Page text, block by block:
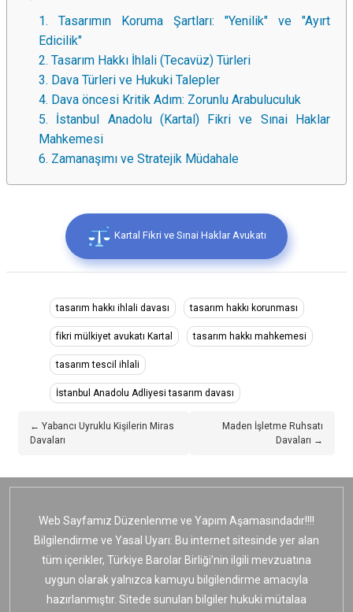
1. Tasarımın Koruma Şartları: "Yenilik" ve "Ayırt
Edicilik"
2. Tasarım Hakkı İhlali (Tecavüz) Türleri
3. Dava Türleri ve Hukuki Talepler
4. Dava öncesi Kritik Adım: Zorunlu Arabuluculuk
5. İstanbul Anadolu (Kartal) Fikri ve Sınai Haklar
Mahkemesi
6. Zamanaşımı ve Stratejik Müdahale
Kartal Fikri ve Sınai Haklar Avukatı
tasarım hakkı ihlali davası tasarım hakkı korunması
fikri mülkiyet avukatı Kartal tasarım hakkı mahkemesi
tasarım tescil ihlali
İstanbul Anadolu Adliyesi tasarım davası
← Yabancı Uyruklu Kişilerin Miras
Davaları
Maden İşletme Ruhsatı
Davaları →
Web Sayfamız Düzenlenme ve Yapım Aşamasındadır!!!!
Bilgilendirme ve Yasal Uyarı: Bu internet sitesinde yer alan
tüm içerikler, Türkiye Barolar Birliği’nin ilgili mevzuatına
uygun olarak yalnızca kamuyu bilgilendirme amacıyla
hazırlanmıştır. Sitede sunulan bilgiler hukuki mütalaa